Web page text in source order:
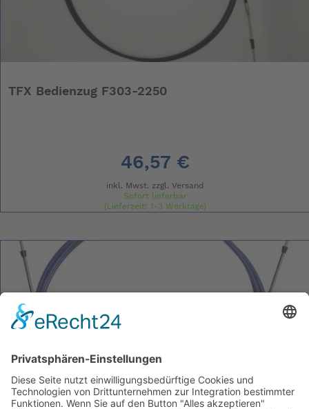
TFX Bedienzug F303-2250
46,57 €
inkl. Mwst. zzgl. Versand
Sofort lieferbar
(Lieferzeit: 1-3 Werktage)